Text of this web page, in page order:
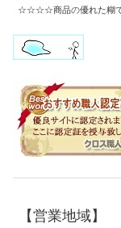
☆☆☆☆商品の優れた糊
【営業地域】